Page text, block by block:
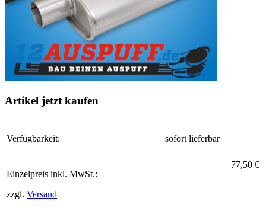
Artikel jetzt kaufen
Verfügbarkeit: sofort lieferbar
Einzelpreis inkl. MwSt.:
zzgl. Versand
77,50 €